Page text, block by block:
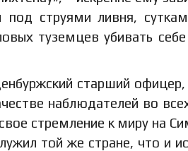
под струями ливня,
туземцев убивать
старший
наблюдателей во
стремление к миру на
той же стране, что и